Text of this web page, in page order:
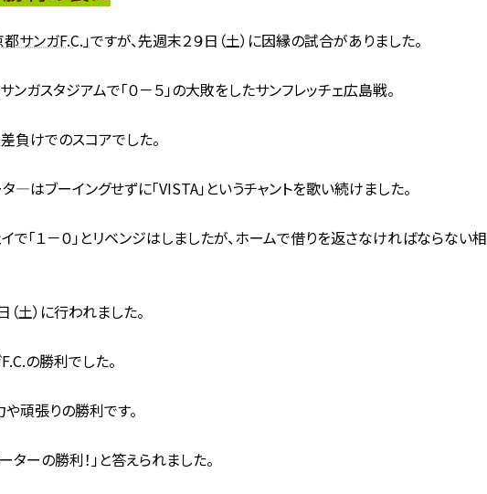
都サンガF.C.」ですが、先週末２９日（土）に因縁の試合がありました。
ンガスタジアムで「０－５」の大敗をしたサンフレッチェ広島戦。
負けでのスコアでした。
―はブーイングせずに「VISTA」というチャントを歌い続けました。
イで「１－０」とリベンジはしましたが、ホームで借りを返さなければならない相
土）に行われました。
の勝利でした。
頑張りの勝利です。
ターの勝利！」と答えられました。